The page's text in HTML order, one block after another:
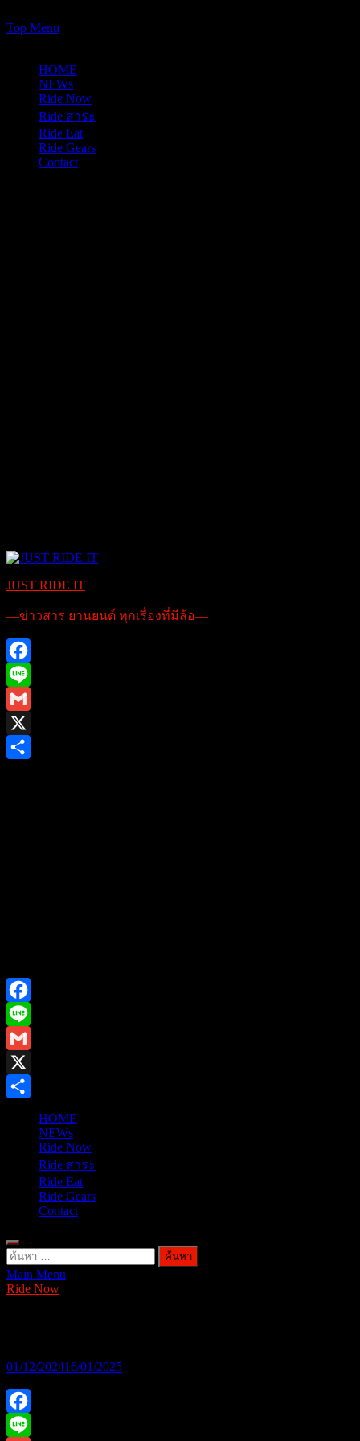
Skip
Top Menu
HOME
NEWs
Ride Now
Ride สาระ
Ride Eat
Ride Gears
Contact
JUST RIDE IT
—ข่าวสาร ยานยนต์ ทุกเรื่องที่มีล้อ—
Facebook
Line
Gmail
X
Facebook
Line
Gmail
X
HOME
NEWs
Ride Now
Ride สาระ
Ride Eat
Ride Gears
Contact
ค้นหา
สำหรับ:
Main Menu
Ride Now
01/12/202416/01/2025
Facebook